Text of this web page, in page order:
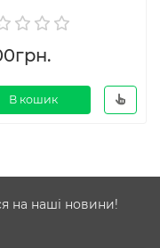
В кошик
на наші новини!